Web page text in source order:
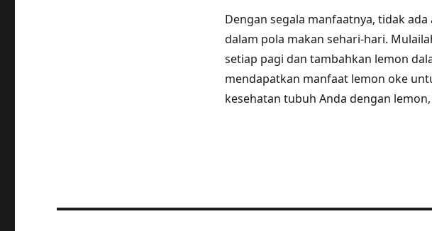
Dengan segala manfaatnya, tidak
dalam pola makan sehari-hari.
setiap pagi dan tambahkan lemon
mendapatkan manfaat lemon oke
kesehatan tubuh Anda dengan